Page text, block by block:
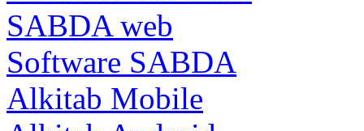
SABDA web
Software SABDA
Alkitab Mobile